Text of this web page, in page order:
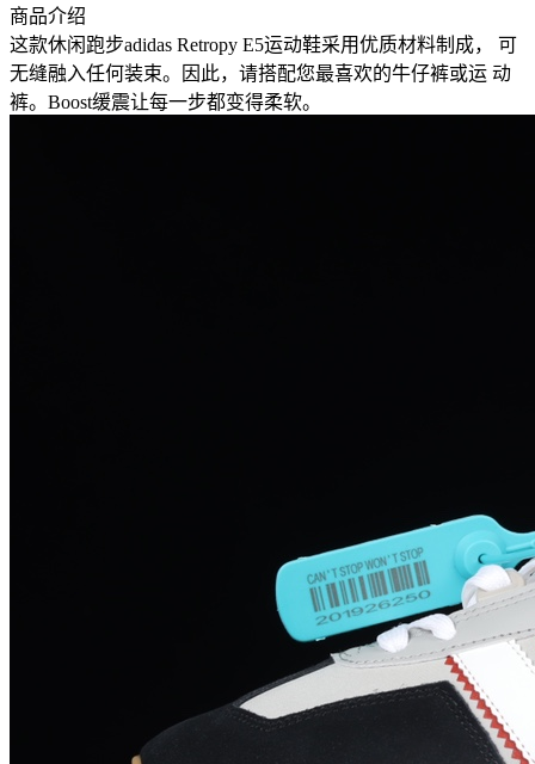
商品介绍
这款休闲跑步adidas Retropy E5运动鞋采用优质材料制成， 可
无缝融入任何装束。因此，请搭配您最喜欢的牛仔裤或运 动
裤。Boost缓震让每一步都变得柔软。